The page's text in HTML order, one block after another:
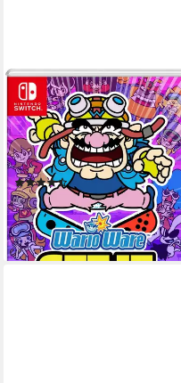
NINTENDO SWITCH
WarioWare: Get it Together!
Nintendo Switch Plattform
ab 6 Jahren USK-Freigabe
Nintendo Publisher
(54)
26,70 € UVP43,99 €
-39%
lieferbar - in 2-3 Werktagen bei